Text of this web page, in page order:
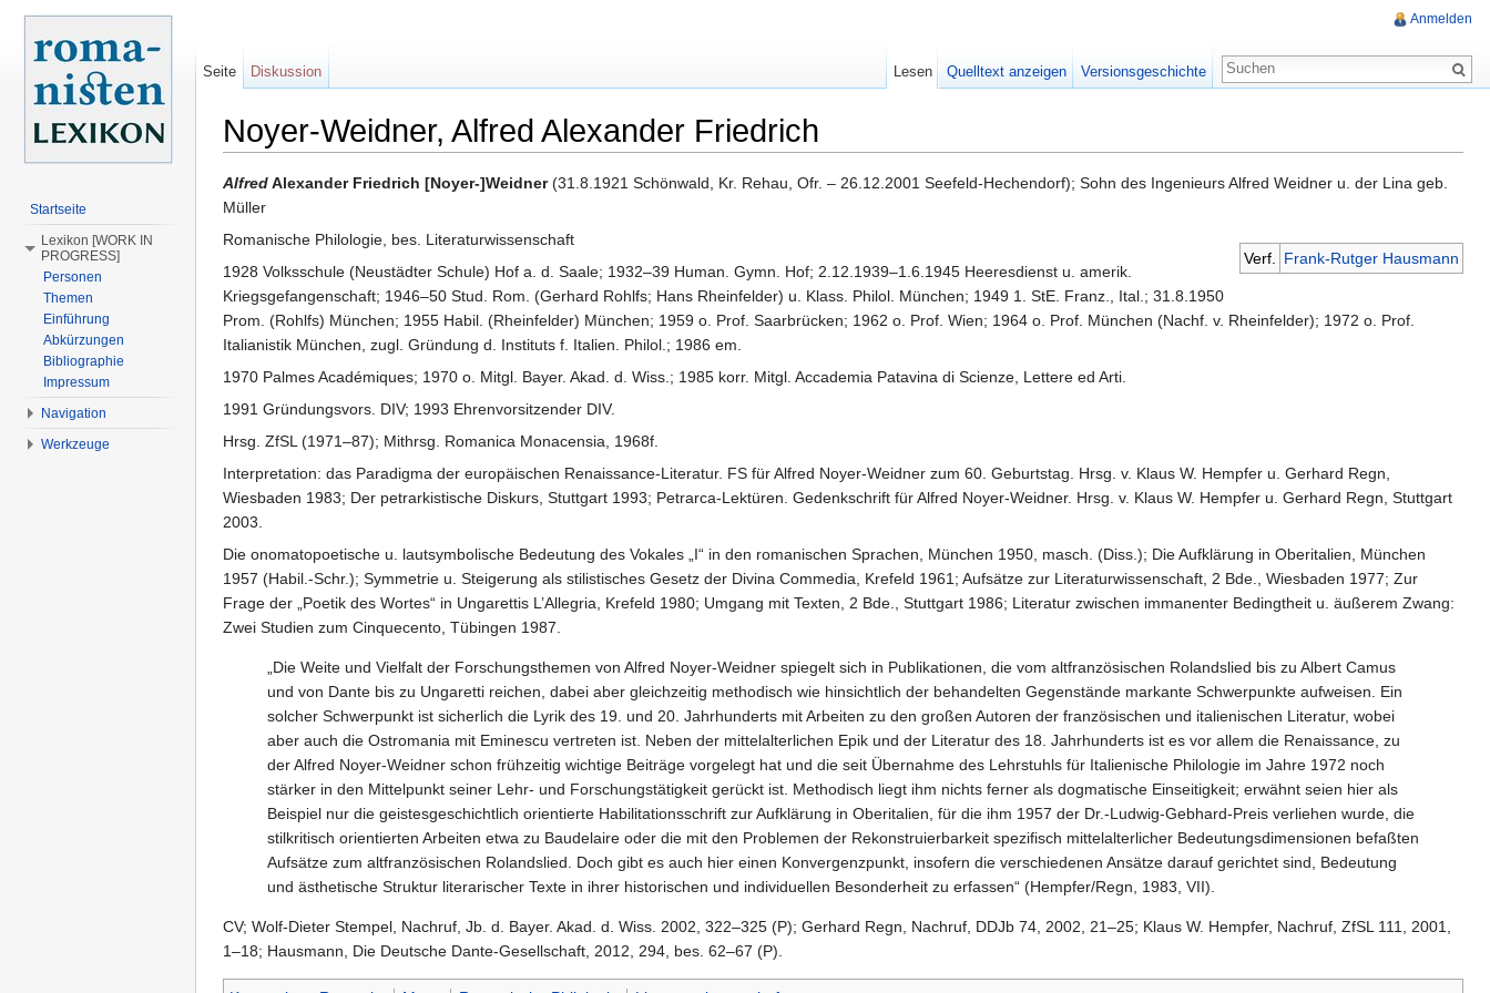
Noyer-Weidner, Alfred Alexander Friedrich
AlfredAlexander Friedrich [Noyer-]Weidner(31.8.1921 Schönwald, Kr. Rehau, Ofr. – 26.12.2001 Seefeld-Hechendorf); Sohn des Ingenieurs Alfred Weidner u. der Lina geb.
Müller
Verf. Frank-Rutger Hausmann
Romanische Philologie, bes. Literaturwissenschaft
1928 Volksschule (Neustädter Schule) Hof a. d. Saale; 1932–39 Human. Gymn. Hof; 2.12.1939–1.6.1945 Heeresdienst u. amerik.
Kriegsgefangenschaft; 1946–50 Stud. Rom. (Gerhard Rohlfs; Hans Rheinfelder) u. Klass. Philol. München; 1949 1. StE. Franz., Ital.; 31.8.1950
Prom. (Rohlfs) München; 1955 Habil. (Rheinfelder) München; 1959 o. Prof. Saarbrücken; 1962 o. Prof. Wien; 1964 o. Prof. München (Nachf. v. Rheinfelder); 1972 o. Prof.
Italianistik München, zugl. Gründung d. Instituts f. Italien. Philol.; 1986 em.
1970 Palmes Académiques; 1970 o. Mitgl. Bayer. Akad. d. Wiss.; 1985 korr. Mitgl. Accademia Patavina di Scienze, Lettere ed Arti.
1991 Gründungsvors. DIV; 1993 Ehrenvorsitzender DIV.
Hrsg. ZfSL (1971–87); Mithrsg. Romanica Monacensia, 1968f.
Interpretation: das Paradigma der europäischen Renaissance-Literatur. FS für Alfred Noyer-Weidner zum 60. Geburtstag. Hrsg. v. Klaus W. Hempfer u. Gerhard Regn,
Wiesbaden 1983; Der petrarkistische Diskurs, Stuttgart 1993; Petrarca-Lektüren. Gedenkschrift für Alfred Noyer-Weidner. Hrsg. v. Klaus W. Hempfer u. Gerhard Regn, Stuttgart
2003.
Die onomatopoetische u. lautsymbolische Bedeutung des Vokales „I“ in den romanischen Sprachen, München 1950, masch. (Diss.); Die Aufklärung in Oberitalien, München
1957 (Habil.-Schr.); Symmetrie u. Steigerung als stilistisches Gesetz der Divina Commedia, Krefeld 1961; Aufsätze zur Literaturwissenschaft, 2 Bde., Wiesbaden 1977; Zur
Frage der „Poetik des Wortes“ in Ungarettis L’Allegria, Krefeld 1980; Umgang mit Texten, 2 Bde., Stuttgart 1986; Literatur zwischen immanenter Bedingtheit u. äußerem Zwang:
Zwei Studien zum Cinquecento, Tübingen 1987.
„Die Weite und Vielfalt der Forschungsthemen von Alfred Noyer-Weidner spiegelt sich in Publikationen, die vom altfranzösischen Rolandslied bis zu Albert Camus
und von Dante bis zu Ungaretti reichen, dabei aber gleichzeitig methodisch wie hinsichtlich der behandelten Gegenstände markante Schwerpunkte aufweisen. Ein
solcher Schwerpunkt ist sicherlich die Lyrik des 19. und 20. Jahrhunderts mit Arbeiten zu den großen Autoren der französischen und italienischen Literatur, wobei
aber auch die Ostromania mit Eminescu vertreten ist. Neben der mittelalterlichen Epik und der Literatur des 18. Jahrhunderts ist es vor allem die Renaissance, zu
der Alfred Noyer-Weidner schon frühzeitig wichtige Beiträge vorgelegt hat und die seit Übernahme des Lehrstuhls für Italienische Philologie im Jahre 1972 noch
stärker in den Mittelpunkt seiner Lehr- und Forschungstätigkeit gerückt ist. Methodisch liegt ihm nichts ferner als dogmatische Einseitigkeit; erwähnt seien hier als
Beispiel nur die geistesgeschichtlich orientierte Habilitationsschrift zur Aufklärung in Oberitalien, für die ihm 1957 der Dr.-Ludwig-Gebhard-Preis verliehen wurde, die
stilkritisch orientierten Arbeiten etwa zu Baudelaire oder die mit den Problemen der Rekonstruierbarkeit spezifisch mittelalterlicher Bedeutungsdimensionen befaßten
Aufsätze zum altfranzösischen Rolandslied. Doch gibt es auch hier einen Konvergenzpunkt, insofern die verschiedenen Ansätze darauf gerichtet sind, Bedeutung
und ästhetische Struktur literarischer Texte in ihrer historischen und individuellen Besonderheit zu erfassen“ (Hempfer/Regn, 1983, VII).
CV; Wolf-Dieter Stempel, Nachruf, Jb. d. Bayer. Akad. d. Wiss. 2002, 322–325 (P); Gerhard Regn, Nachruf, DDJb 74, 2002, 21–25; Klaus W. Hempfer, Nachruf, ZfSL 111, 2001,
1–18; Hausmann, Die Deutsche Dante-Gesellschaft, 2012, 294, bes. 62–67 (P).
Anmelden
Seite Diskussion Lesen Quelltext anzeigen Versionsgeschichte
Startseite
Lexikon [WORK IN
PROGRESS]
Personen
Themen
Einführung
Abkürzungen
Bibliographie
Impressum
Navigation
Werkzeuge